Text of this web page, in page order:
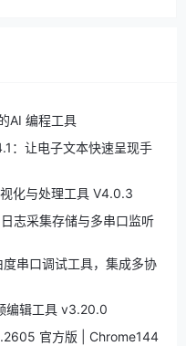
AI 编程工具
：让电子文本快速呈现手
化与处理工具 V4.0.3
志采集存储与多串口监听
串口调试工具，集成多协
编辑工具 v3.20.0
官方版 | Chrome144